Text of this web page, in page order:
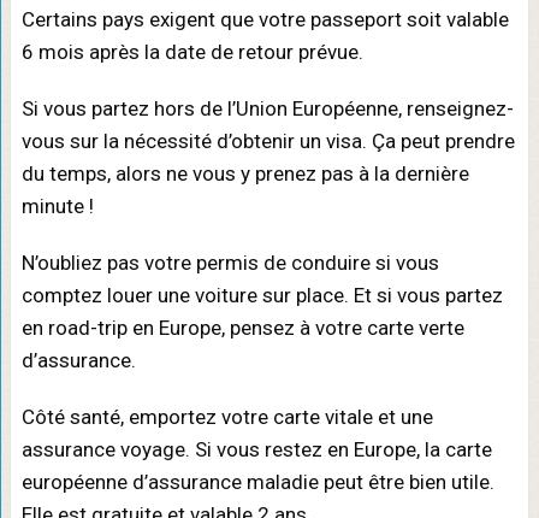
Certains pays exigent que votre passeport soit valable
6 mois après la date de retour prévue.
Si vous partez hors de l’Union Européenne, renseignez-
vous sur la nécessité d’obtenir un visa. Ça peut prendre
du temps, alors ne vous y prenez pas à la dernière
minute !
N’oubliez pas votre permis de conduire si vous
comptez louer une voiture sur place. Et si vous partez
en road-trip en Europe, pensez à votre carte verte
d’assurance.
Côté santé, emportez votre carte vitale et une
assurance voyage. Si vous restez en Europe, la carte
européenne d’assurance maladie peut être bien utile.